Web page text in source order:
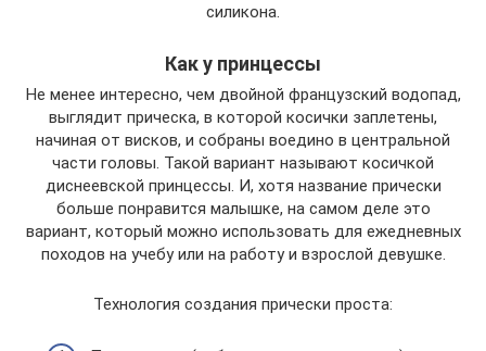
силикона.
Как у принцессы
Не менее интересно, чем двойной французский водопад,
выглядит прическа, в которой косички заплетены,
начиная от висков, и собраны воедино в центральной
части головы. Такой вариант называют косичкой
диснеевской принцессы. И, хотя название прически
больше понравится малышке, на самом деле это
вариант, который можно использовать для ежедневных
походов на учебу или на работу и взрослой девушке.
Технология создания прически проста: